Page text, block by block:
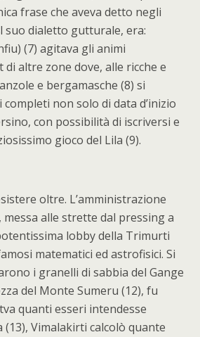
frase che aveva detto negli
suo dialetto gutturale, era:
(7) agitava gli animi
altre zone dove, alle ricche e
e bergamasche (8) si
non solo di data d’inizio
con possibilità di iscriversi e
gioco del Lila (9).
oltre. L’amministrazione
messa alle strette dal pressing a
lobby della Trimurti
matematici ed astrofisici. Si
i granelli di sabbia del Gange
del Monte Sumeru (12), fu
quanti esseri intendesse
Vimalakirti calcolò quante